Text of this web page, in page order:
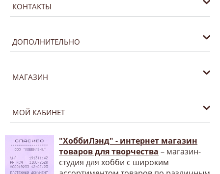
КОНТАКТЫ
ДОПОЛНИТЕЛЬНО
МАГАЗИН
МОЙ КАБИНЕТ
"ХоббиЛэнд" - интернет магазин
товаров для творчества – магазин-
студия для хобби с широким